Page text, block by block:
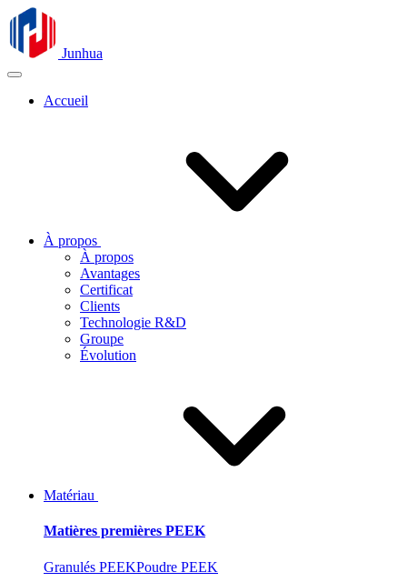
Junhua
Accueil
À propos
À propos
Avantages
Certificat
Clients
Technologie R&D
Groupe
Évolution
Matériau
Matières premières PEEK
Granulés PEEKPoudre PEEK